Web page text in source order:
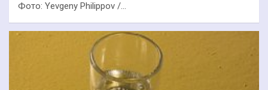
Фото: Yevgeny Philippov /…